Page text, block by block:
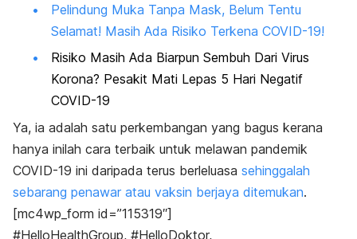
Pelindung Muka Tanpa Mask, Belum Tentu
Selamat! Masih Ada Risiko Terkena COVID-19!
Risiko Masih Ada Biarpun Sembuh Dari Virus
Korona? Pesakit Mati Lepas 5 Hari Negatif
COVID-19
Ya, ia adalah satu perkembangan yang bagus kerana
hanya inilah cara terbaik untuk melawan pandemik
COVID-19 ini daripada terus berleluasa sehinggalah
sebarang penawar atau vaksin berjaya ditemukan.
[mc4wp_form id=”115319″]
#HelloHealthGroup, #HelloDoktor,